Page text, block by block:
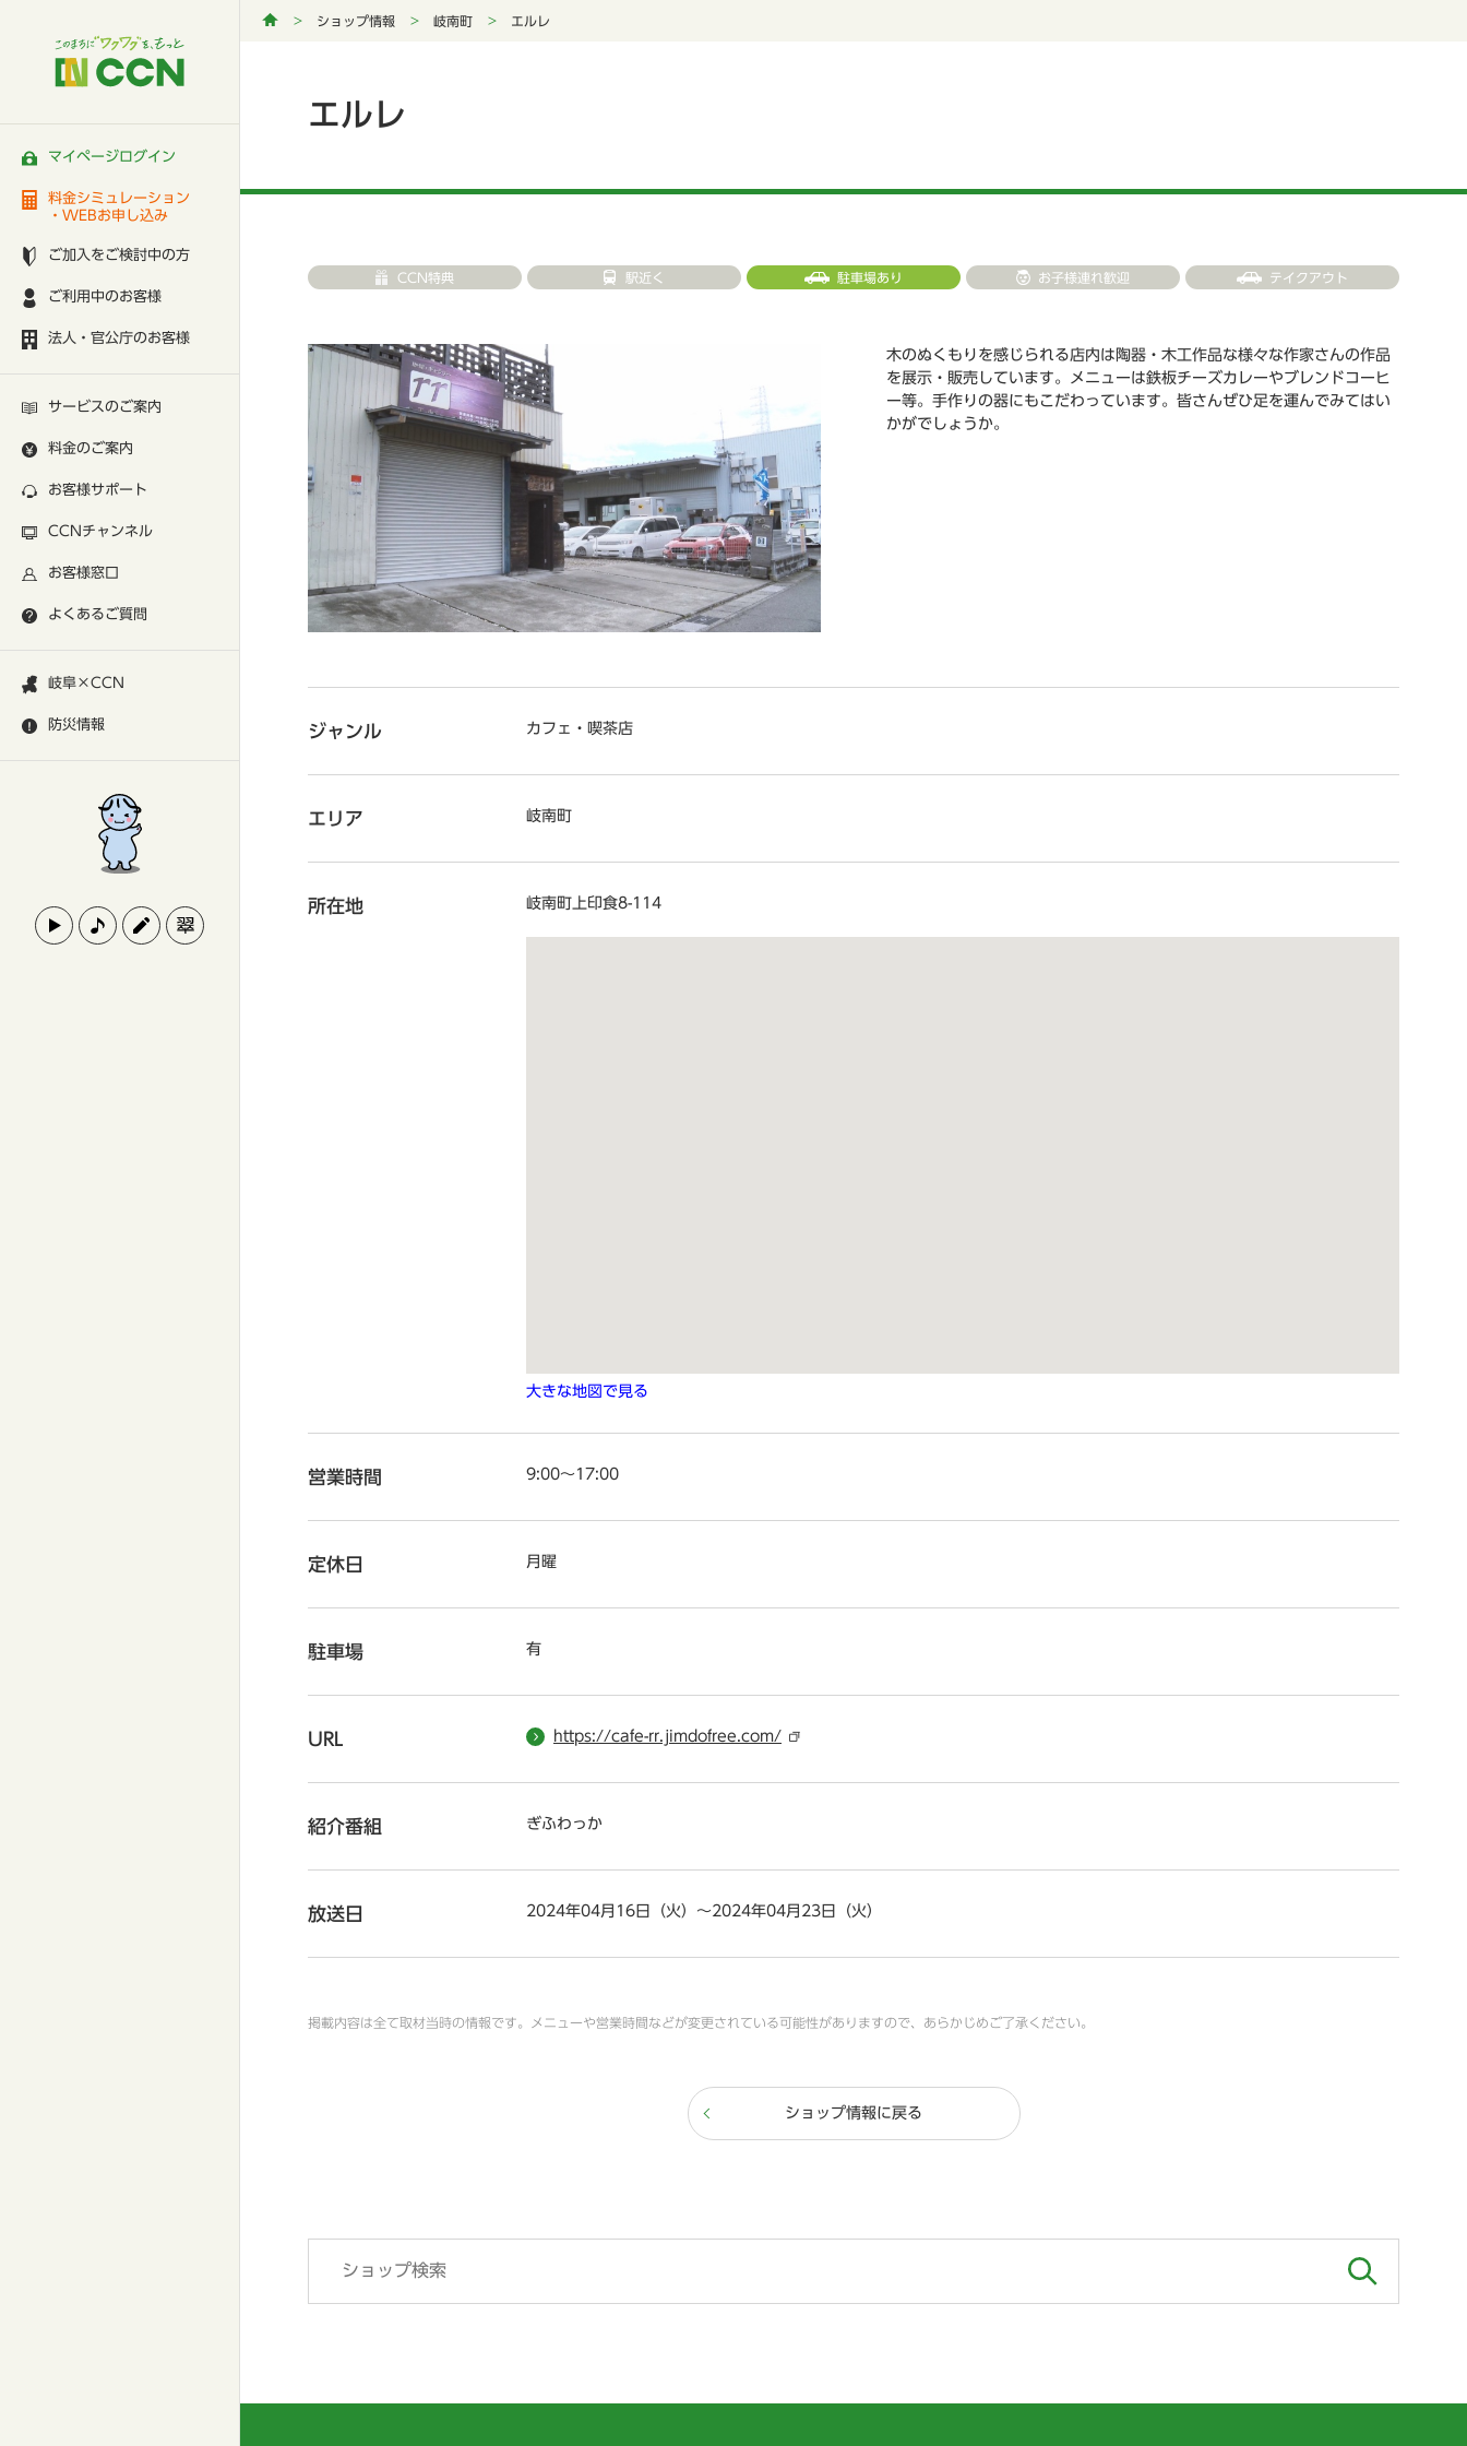
マイページログイン
料金シミュレーション
・WEBお申し込み
ご加入をご検討中の方
ご利用中のお客様
法人・官公庁のお客様
サービスのご案内
料金のご案内
お客様サポート
CCNチャンネル
お客様窓口
よくあるご質問
岐阜×CCN
防災情報
ショップ情報 岐南町 エルレ
エルレ
CCN特典 駅近く 駐車場あり お子様連れ歓迎 テイクアウト
木のぬくもりを感じられる店内は陶器・木工作品な様々な作家さんの作品
を展示・販売しています。メニューは鉄板チーズカレーやブレンドコーヒ
ー等。手作りの器にもこだわっています。皆さんぜひ足を運んでみてはい
かがでしょうか。
ジャンル カフェ・喫茶店
エリア 岐南町
所在地 岐南町上印食8-114
大きな地図で見る
営業時間 9:00～17:00
定休日 月曜
駐車場 有
URL https://cafe-rr.jimdofree.com/
紹介番組 ぎふわっか
放送日 2024年04月16日（火）～2024年04月23日（火）
掲載内容は全て取材当時の情報です。メニューや営業時間などが変更されている可能性がありますので、あらかじめご了承ください。
ショップ情報に戻る